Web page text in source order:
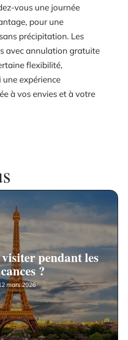
vous une journée
pour une
précipitation. Les
avec annulation gratuite
flexibilité,
expérience
à vos envies et à votre
pendant les
?
mars 2026